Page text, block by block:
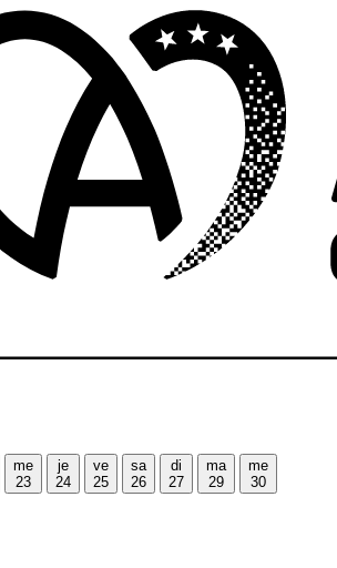
me
23
je
24
ve
25
sa
26
di
27
ma
29
me
30